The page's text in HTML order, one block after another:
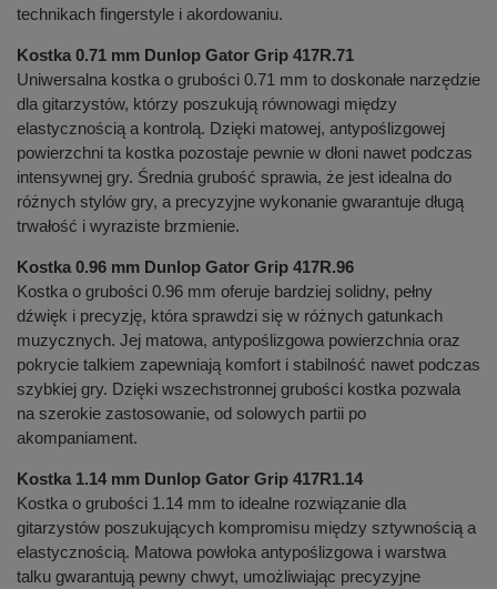
technikach fingerstyle i akordowaniu.
Kostka 0.71 mm Dunlop Gator Grip 417R.71
Uniwersalna kostka o grubości 0.71 mm to doskonałe narzędzie
dla gitarzystów, którzy poszukują równowagi między
elastycznością a kontrolą. Dzięki matowej, antypoślizgowej
powierzchni ta kostka pozostaje pewnie w dłoni nawet podczas
intensywnej gry. Średnia grubość sprawia, że jest idealna do
różnych stylów gry, a precyzyjne wykonanie gwarantuje długą
trwałość i wyraziste brzmienie.
Kostka 0.96 mm Dunlop Gator Grip 417R.96
Kostka o grubości 0.96 mm oferuje bardziej solidny, pełny
dźwięk i precyzję, która sprawdzi się w różnych gatunkach
muzycznych. Jej matowa, antypoślizgowa powierzchnia oraz
pokrycie talkiem zapewniają komfort i stabilność nawet podczas
szybkiej gry. Dzięki wszechstronnej grubości kostka pozwala
na szerokie zastosowanie, od solowych partii po
akompaniament.
Kostka 1.14 mm Dunlop Gator Grip 417R1.14
Kostka o grubości 1.14 mm to idealne rozwiązanie dla
gitarzystów poszukujących kompromisu między sztywnością a
elastycznością. Matowa powłoka antypoślizgowa i warstwa
talku gwarantują pewny chwyt, umożliwiając precyzyjne